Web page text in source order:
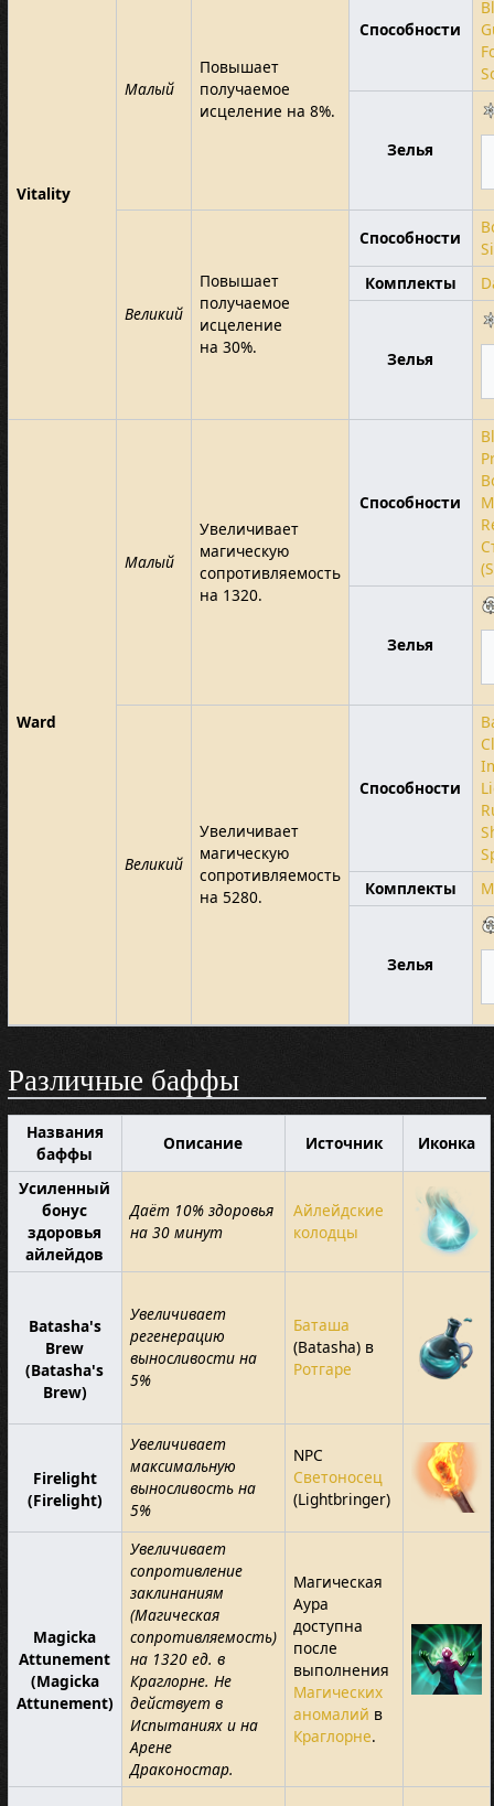
Vitality
Малый
Повышает
получаемое
исцеление на 8%.
Способности
Зелья
Великий
Повышает
получаемое
исцеление
на 30%.
Способности
Комплекты
Зелья
Ward
Малый
Увеличивает
магическую
сопротивляемость
на 1320.
Способности
Зелья
Великий
Увеличивает
магическую
сопротивляемость
на 5280.
Способности
Комплекты
Зелья
Различные баффы
Названия
баффы
Описание Источник Иконка
Усиленный
бонус
здоровья
айлейдов
Даёт 10% здоровья
на 30 минут
Айлейдские
колодцы
Batasha's
Brew
(Batasha's
Brew)
Увеличивает
регенерацию
выносливости на
5%
Баташа
(Batasha) в
Ротгаре
Firelight
(Firelight)
Увеличивает
максимальную
выносливость на
5%
NPC
Светоносец
(Lightbringer)
Magicka
Attunement
(Magicka
Attunement)
Увеличивает
сопротивление
заклинаниям
(Магическая
сопротивляемость)
на 1320 ед. в
Краглорне. Не
действует в
Испытаниях и на
Арене
Драконостар.
Магическая
Аура
доступна
после
выполнения
Магических
аномалий в
Краглорне.